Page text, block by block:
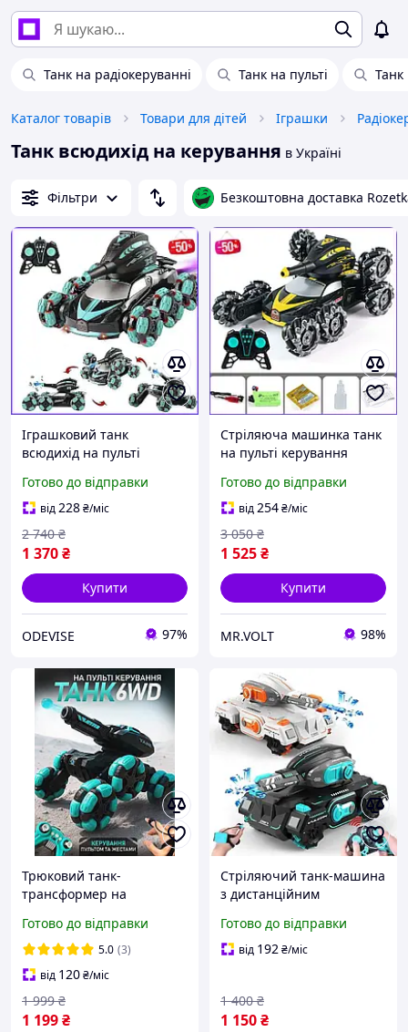
Танк на радіокеруванні Танк на пульті Танк
Каталог товарів Товари для дітей Іграшки
Танк всюдихід на керування в Україні
Фільтри Безкоштовна доставка
Іграшковий танк
всюдихід на пульті
кульками, що
Радіокерується,
стріляючий танк
трансформер
Готово до відправки
від228₴/міс
1 370₴
2 740 ₴
Купити
ODEVISE 97%
Стріляюча машинка танк
на пульті керування
танк всюдихід стріляє
кульками орбіз
Готово до відправки
від254₴/міс
1 525₴
3 050 ₴
Купити
MR.VOLT 98%
Трюковий танк-
трансформер на
орбізами Керування
жестами Всюдихід дитяча
іграшка для хлопчиків
машинка
Готово до відправки
5.0 (3)
від 120₴/міс
1 199₴
1 999 ₴
Стріляючий танк-машина
з дистанційним
іграшкова на
радіокеруванні стріляє
Готово до відправки
від 192₴/міс
1 150₴
1 400 ₴